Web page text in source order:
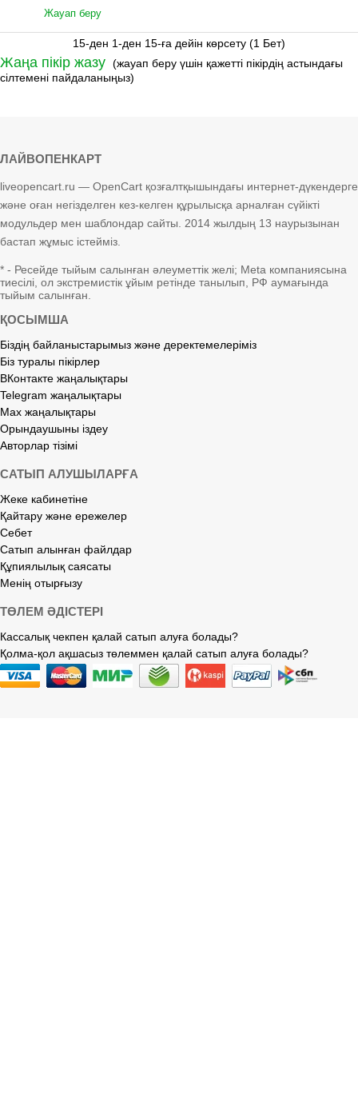
Жауап беру
15-ден 1-ден 15-ға дейін көрсету (1 Бет)
Жаңа пікір жазу (жауап беру үшін қажетті пікірдің астындағы
сілтемені пайдаланыңыз)
ЛАЙВОПЕНКАРТ
liveopencart.ru — OpenCart қозғалтқышындағы интернет-дүкендерге
және оған негізделген кез-келген құрылысқа арналған сүйікті
модульдер мен шаблондар сайты. 2014 жылдың 13 наурызынан
бастап жұмыс істейміз.
* - Ресейде тыйым салынған әлеуметтік желі; Meta компаниясына
тиесілі, ол экстремистік ұйым ретінде танылып, РФ аумағында
тыйым салынған.
ҚОСЫМША
Біздің байланыстарымыз және деректемелеріміз
Біз туралы пікірлер
ВКонтакте жаңалықтары
Telegram жаңалықтары
Max жаңалықтары
Орындаушыны іздеу
Авторлар тізімі
САТЫП АЛУШЫЛАРҒА
Жеке кабинетіне
Қайтару және ережелер
Себет
Сатып алынған файлдар
Құпиялылық саясаты
Менің отырғызу
ТӨЛЕМ ӘДІСТЕРІ
Кассалық чекпен қалай сатып алуға болады?
Қолма-қол ақшасыз төлеммен қалай сатып алуға болады?